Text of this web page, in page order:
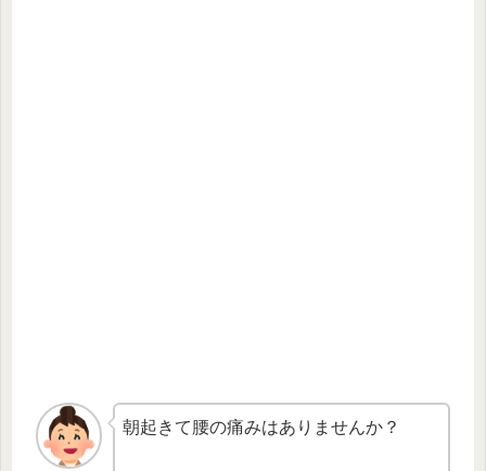
朝起きて腰の痛みはありませんか？